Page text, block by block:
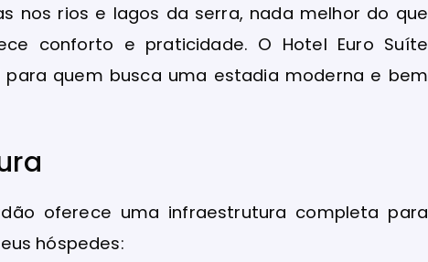
nos rios e lagos da serra, nada melhor do que
conforto e praticidade. O Hotel Euro Suíte
quem busca uma estadia moderna e bem
oferece uma infraestrutura completa para
hóspedes: